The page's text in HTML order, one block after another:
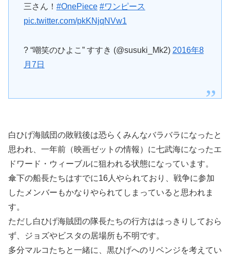
三さん！ #OnePiece #ワンピース
pic.twitter.com/pkKNjqNVw1
? “嘲笑のひよこ” すすき (@susuki_Mk2) 2016年8
月7日
白ひげ海賊団の敗戦後は恐らくみんなバラバラになったと
思われ、一年前（映画ゼットの情報）に七武海になったエ
ドワード・ウィーブルに狙われる状態になっています。
傘下の船長たちはすでに16人やられており、戦争に参加
したメンバーもかなりやられてしまっていると思われま
す。
ただし白ひげ海賊団の隊長たちの行方ははっきりしておら
ず、ジョズやビスタの居場所も不明です。
多分マルコたちと一緒に、黒ひげへのリベンジを考えてい